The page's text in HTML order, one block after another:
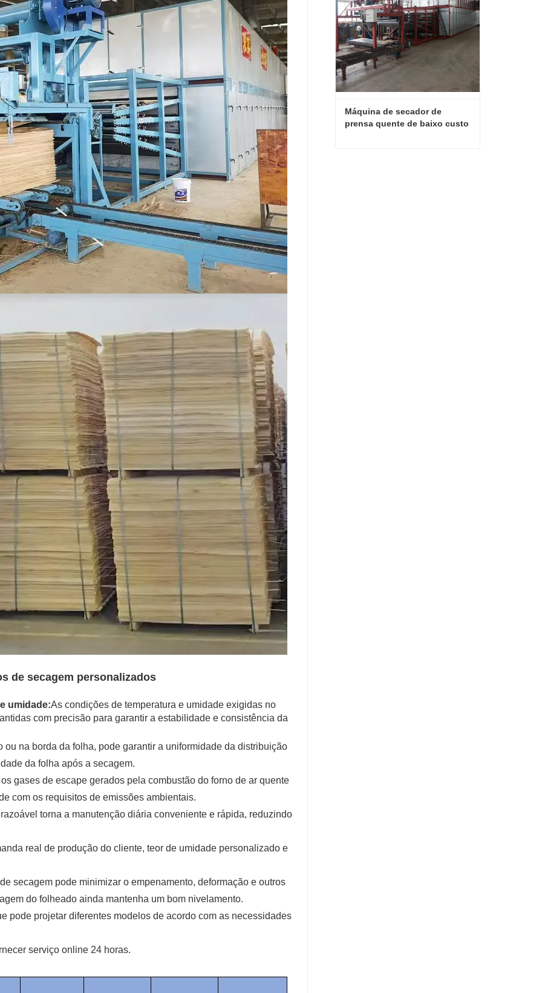
de secagem personalizados
umidade:As condições de temperatura e umidade exigidas no
com precisão para garantir a estabilidade e consistência da
ou na borda da folha, pode garantir a uniformidade da distribuição
da folha após a secagem.
gases de escape gerados pela combustão do forno de ar quente
com os requisitos de emissões ambientais.
torna a manutenção diária conveniente e rápida, reduzindo
real de produção do cliente, teor de umidade personalizado e
secagem pode minimizar o empenamento, deformação e outros
do folheado ainda mantenha um bom nivelamento.
pode projetar diferentes modelos de acordo com as necessidades
serviço online 24 horas.
Máquina de secador de
prensa quente de baixo custo